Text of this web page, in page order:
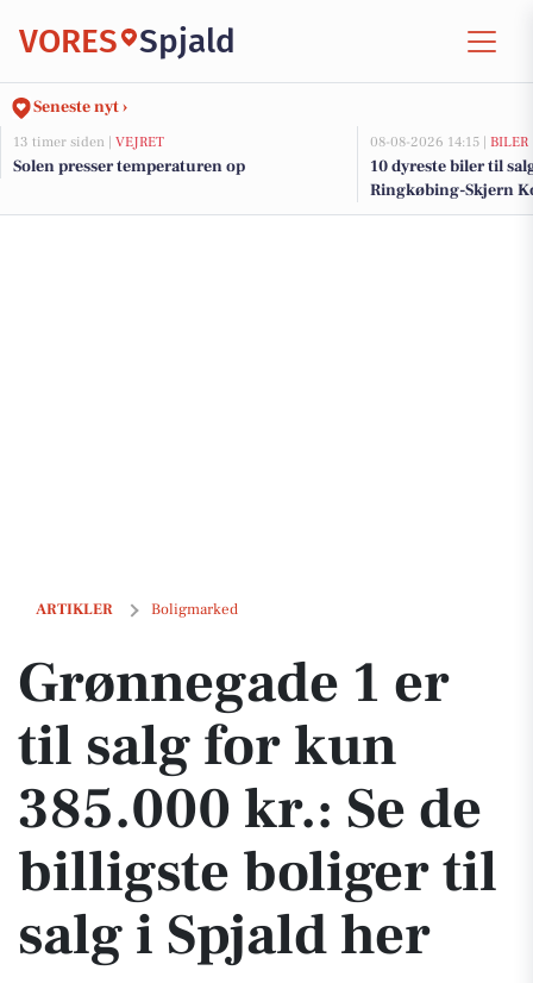
VORES Spjald
Seneste nyt ›
13 timer siden | VEJRET
Solen presser temperaturen op
08-08-2026 14:15 | BILER
10 dyreste biler til
Ringkøbing-Skjern
ARTIKLER Boligmarked
Grønnegade 1 er til salg for kun 385.000 kr.: Se de billigste boliger
Grønnegade 1 er
til salg for kun
385.000 kr.: Se de
billigste boliger til
salg i Spjald her